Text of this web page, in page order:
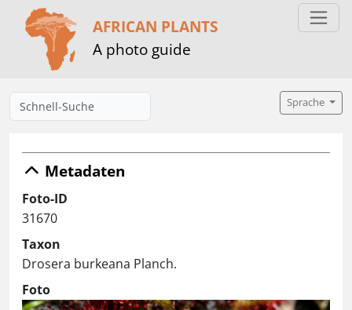
AFRICAN PLANTS
A photo guide
Sprache
Metadaten
Foto-ID
31670
Taxon
Drosera burkeana Planch.
Foto